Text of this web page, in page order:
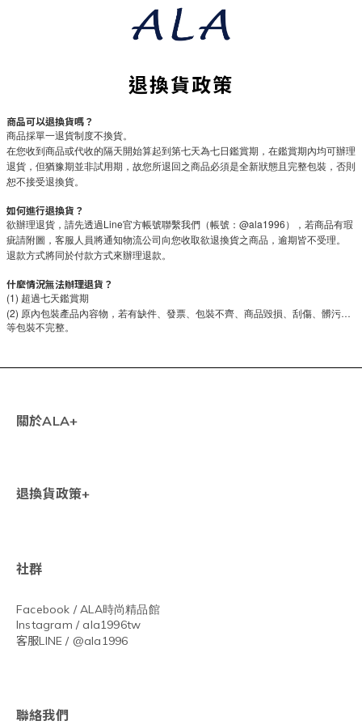
退換貨政策
商品可以退換貨嗎？
商品採單一退貨制度不換貨。
在您收到商品或代收的隔天開始算起到第七天為七日鑑賞期，在鑑賞期內均可辦理
退貨，但猶豫期並非試用期，故您所退回之商品必須是全新狀態且完整包裝，否則
恕不接受退換貨。
如何進行退換貨？
欲辦理退貨，請先透過Line官方帳號聯繫我們（帳號：@ala1996），若商品有瑕
疵請附圖，客服人員將通知物流公司向您收取欲退換貨之商品，逾期皆不受理。
退款方式將同於付款方式來辦理退款。
什麼情況無法辦理退貨？
(1) 超過七天鑑賞期
(2) 原內包裝產品內容物，若有缺件、發票、包裝不齊、商品毀損、刮傷、髒污…
等包裝不完整。
關於ALA+
退換貨政策+
社群
Facebook / ALA時尚精品館
Instagram / ala1996tw
客服LINE / @ala1996
聯絡我們